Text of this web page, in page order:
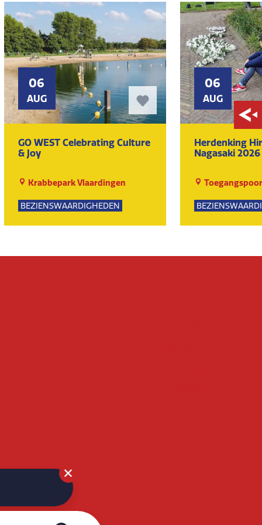
06
AUG
GO WEST Celebrating Culture
& Joy
Krabbepark Vlaardingen
BEZIENSWAARDIGHEDEN
KUNST EN CULTUUR
06
AUG
Herdenking
Nagasaki 2026
KUNST EN